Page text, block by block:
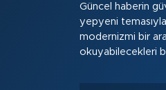
Güncel haberin
yepyeni
modernizmi bir
okuyabilecekleri